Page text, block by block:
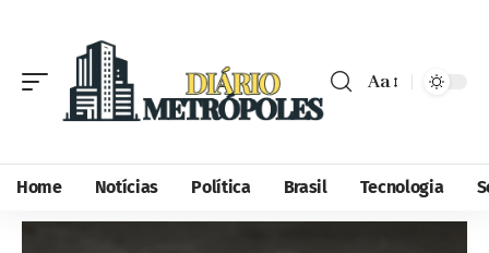
Aa
Home Notícias Política Brasil Tecnologia